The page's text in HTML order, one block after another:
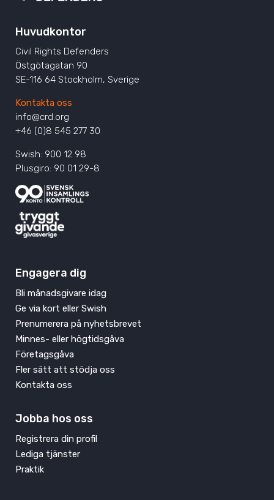
Huvudkontor
Civil Rights Defenders
Östgötagatan 90
SE-116 64 Stockholm, Sverige
Kontakta oss
info@crd.org
+46 (0)8 545 277 30
Swish: 900 12 98
Plusgiro: 90 01 29-8
Engagera dig
Bli månadsgivare idag
Ge via kort eller Swish
Prenumerera på nyhetsbrevet
Minnes- eller högtidsgåva
Företagsgåva
Fler sätt att stödja oss
Kontakta oss
Jobba hos oss
Registrera din profil
Lediga tjänster
Praktik